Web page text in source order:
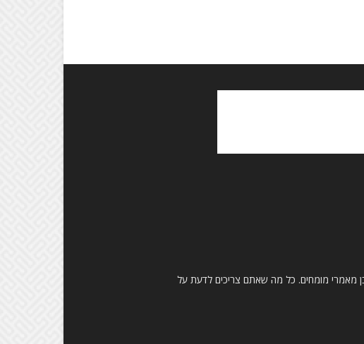
מאמרי מומחים. כל מה שאתם צריכים לדעת על